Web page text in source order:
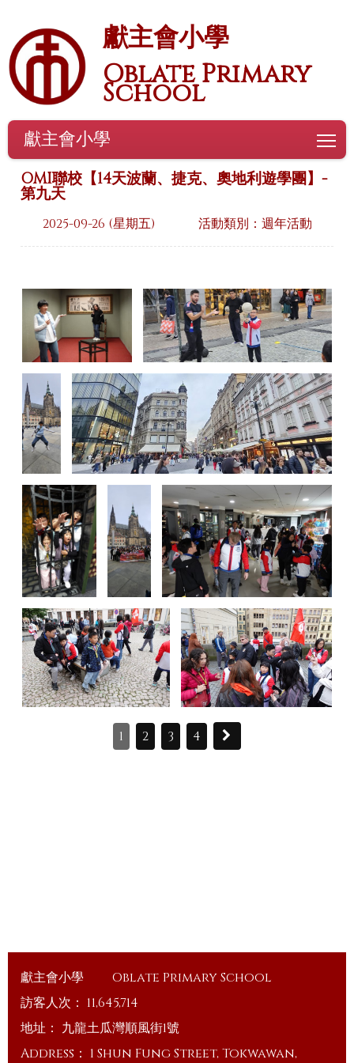
獻主會小學
Oblate Primary
School
獻主會小學
OMI聯校【14天波蘭、捷克、奧地利遊學團】-
第九天
2025-09-26 (星期五) 活動類別：週年活動
1 2 3 4
獻主會小學
Oblate Primary School
訪客人次： 11,645,714
地址： 九龍土瓜灣順風街1號
Address： 1 Shun Fung Street, Tokwawan,